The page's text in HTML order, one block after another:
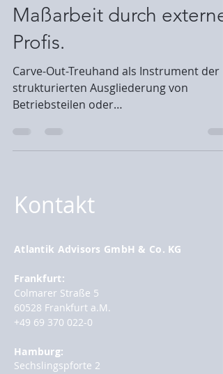
Maßarbeit durch externe
Profis.
Carve-Out-Treuhand als Instrument der
strukturierten Ausgliederung von
Betriebsteilen oder
Kontakt
Atlantik Advisors GmbH & Co. KG
Frankfurt:
Colmarer Straße 5
60528 Frankfurt a.M.
+49 69 370 022-0
Hamburg:
Sechslingspforte 2